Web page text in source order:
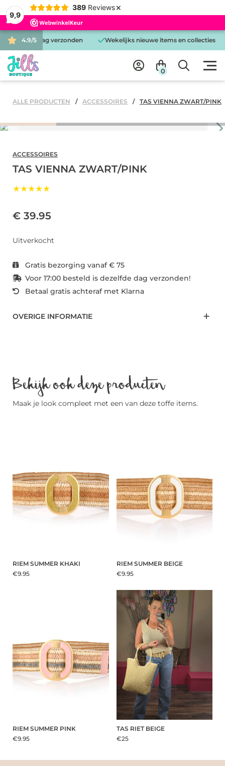
9,9
389 Reviews ×
4.9/5
dezelfde dag verzonden Wekelijks nieuwe items en collecties
0
ALLE PRODUCTEN ACCESSOIRES TAS VIENNA ZWART/PINK
ACCESSOIRES
TAS VIENNA ZWART/PINK
★★★★★
€ 39.95
Uitverkocht
Gratis bezorging vanaf € 75
Voor 17:00 besteld is dezelfde dag verzonden!
Betaal gratis achteraf met Klarna
OVERIGE INFORMATIE
Bekijk ook deze producten
Maak je look compleet met een van deze toffe items.
RIEM SUMMER KHAKI
€9.95
RIEM SUMMER BEIGE
€9.95
RIEM SUMMER PINK
€9.95
TAS RIET BEIGE
€25